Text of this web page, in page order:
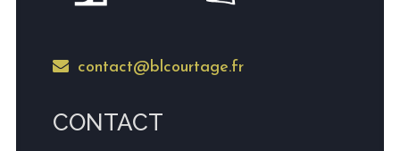
contact@blcourtage.fr
CONTACT